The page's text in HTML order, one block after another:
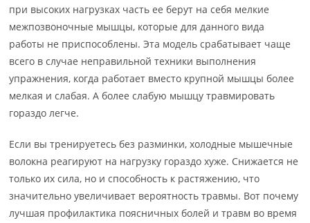
при высоких нагрузках часть ее берут на себя мелкие
межпозвоночные мышцы, которые для данного вида
работы не приспособлены. Эта модель срабатывает чаще
всего в случае неправильной техники выполнения
упражнения, когда работает вместо крупной мышцы более
мелкая и слабая. А более слабую мышцу травмировать
гораздо легче.
Если вы тренируетесь без разминки, холодные мышечные
волокна реагируют на нагрузку гораздо хуже. Снижается не
только их сила, но и способность к растяжению, что
значительно увеличивает вероятность травмы. Вот почему
лучшая профилактика поясничных болей и травм во время